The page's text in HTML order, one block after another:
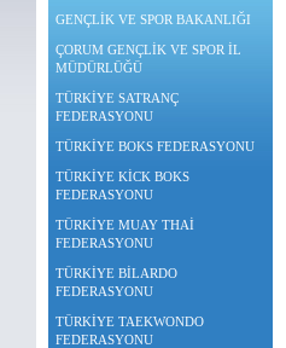
GENÇLİK VE SPOR BAKANLIĞI
ÇORUM GENÇLİK VE SPOR İL
MÜDÜRLÜĞÜ
TÜRKİYE SATRANÇ
FEDERASYONU
TÜRKİYE BOKS FEDERASYONU
TÜRKİYE KİCK BOKS
FEDERASYONU
TÜRKİYE MUAY THAİ
FEDERASYONU
TÜRKİYE BİLARDO
FEDERASYONU
TÜRKİYE TAEKWONDO
FEDERASYONU